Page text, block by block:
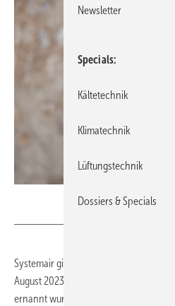
Systemair gibt bekannt, dass Benjamin
August 2023 zum Prokuristen und
ernannt wurde.
Newsletter
Specials
Kältetechnik
Klimatechnik
Lüftungstechnik
Dossiers & Specials